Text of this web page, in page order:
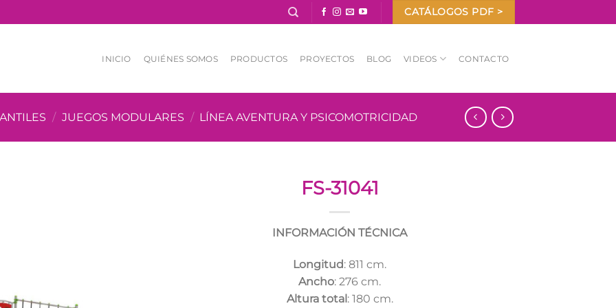
CATÁLOGOS PDF >
INICIO QUIÉNES SOMOS PRODUCTOS PROYECTOS BLOG VIDEOS CONTACTO
/ JUEGOS MODULARES / LÍNEA AVENTURA Y PSICOMOTRICIDAD
FS-31041
INFORMACIÓN TÉCNICA
Longitud: 811 cm.
Ancho: 276 cm.
Altura total: 180 cm.